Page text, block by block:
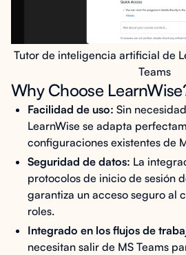
Tutor de inteligencia artificial de
Teams
Why Choose
Facilidad de uso: Sin
LearnWise se adapta
configuraciones existentes de
Seguridad de datos: La
protocolos de inicio de sesión
garantiza un acceso seguro al
roles.
Integrado en los flujos de
necesitan salir de MS Teams